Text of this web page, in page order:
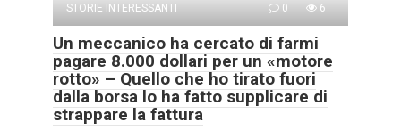
STORIE INTERESSANTI
0 6
Un meccanico ha cercato di farmi
pagare 8.000 dollari per un «motore
rotto» – Quello che ho tirato fuori
dalla borsa lo ha fatto supplicare di
strappare la fattura